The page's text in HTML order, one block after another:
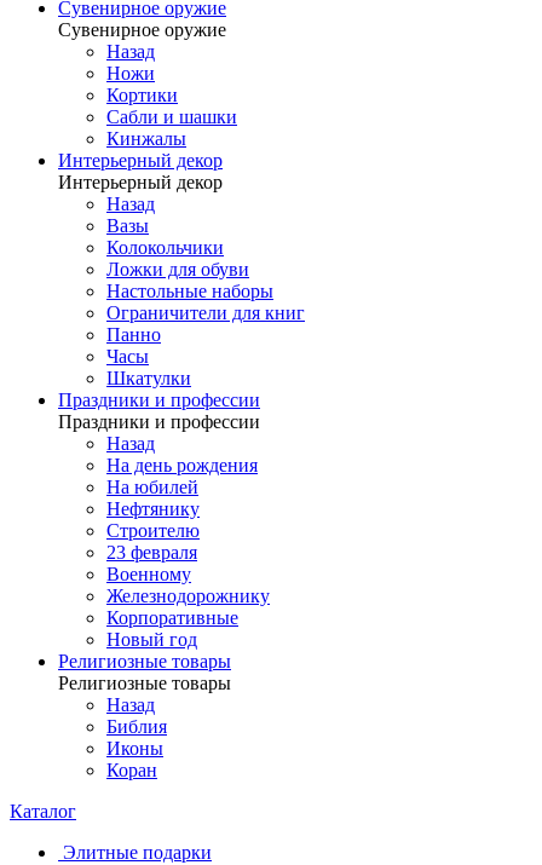
Сувенирное оружие
Сувенирное оружие
Назад
Ножи
Кортики
Сабли и шашки
Кинжалы
Интерьерный декор
Интерьерный декор
Назад
Вазы
Колокольчики
Ложки для обуви
Настольные наборы
Ограничители для книг
Панно
Часы
Шкатулки
Праздники и профессии
Праздники и профессии
Назад
На день рождения
На юбилей
Нефтянику
Строителю
23 февраля
Военному
Железнодорожнику
Корпоративные
Новый год
Религиозные товары
Религиозные товары
Назад
Библия
Иконы
Коран
Каталог
Элитные подарки